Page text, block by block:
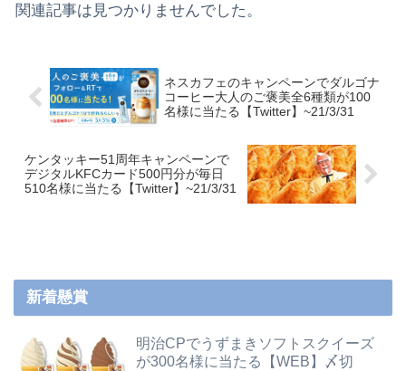
関連記事は見つかりませんでした。
ネスカフェのキャンペーンでダルゴナ
コーヒー大人のご褒美全6種類が100
名様に当たる【Twitter】~21/3/31
ケンタッキー51周年キャンペーンで
デジタルKFCカード500円分が毎日
510名様に当たる【Twitter】~21/3/31
新着懸賞
明治CPでうずまきソフトスクイーズ
が300名様に当たる【WEB】〆切